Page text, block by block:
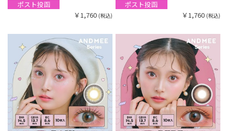
ポスト投函
￥1,760 (税込)
ポスト投函
￥1,760 (税込)